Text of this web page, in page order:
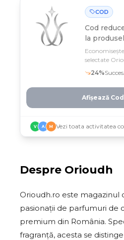
COD
Cod
la
selectate
profită până
24%Succes
Afișează
V A M Vezi toata activitatea
Despre Orioudh
Orioudh.ro este magazinul
pasionații de parfumuri de
premium din România.
fragranță, acesta se